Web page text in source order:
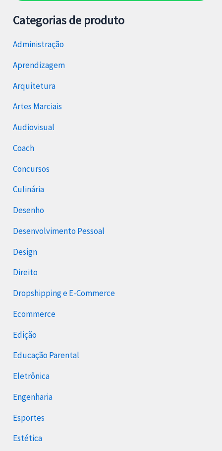
Categorias de produto
Administração
Aprendizagem
Arquitetura
Artes Marciais
Audiovisual
Coach
Concursos
Culinária
Desenho
Desenvolvimento Pessoal
Design
Direito
Dropshipping e E-Commerce
Ecommerce
Edição
Educação Parental
Eletrônica
Engenharia
Esportes
Estética